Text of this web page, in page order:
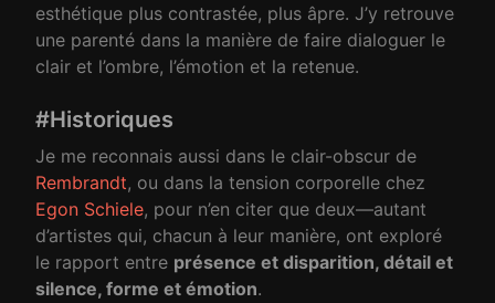
esthétique plus contrastée, plus âpre. J’y retrouve
une parenté dans la manière de faire dialoguer le
clair et l’ombre, l’émotion et la retenue.
#Historiques
Je me reconnais aussi dans le clair-obscur de
Rembrandt, ou dans la tension corporelle chez
Egon Schiele, pour n’en citer que deux—autant
d’artistes qui, chacun à leur manière, ont exploré
le rapport entre présence et disparition, détail et
silence, forme et émotion.